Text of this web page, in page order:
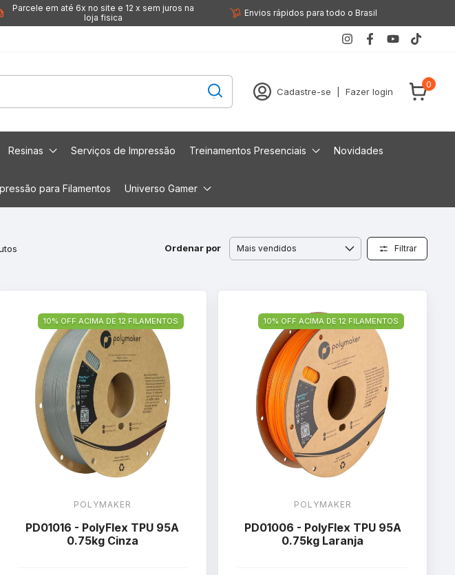
Parcele em até 6x no site e 12 x sem juros na
loja fisica
Envios rápidos para todo o Brasil
Cadastre-se Fazer login
0
Resinas Serviços de Impressão Treinamentos Presenciais Novidades
para Filamentos Universo Gamer
Ordenar por Filtrar
10% OFF ACIMA DE 12 FILAMENTOS
POLYMAKER
PD01016 - PolyFlex TPU 95A
0.75kg Cinza
10% OFF ACIMA DE 12 FILAMENTOS
POLYMAKER
PD01006 - PolyFlex TPU 95A
0.75kg Laranja